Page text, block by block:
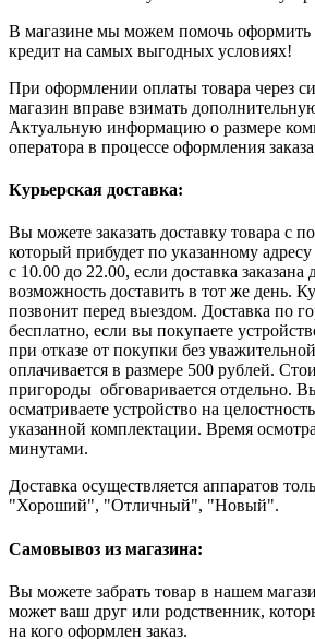
В магазине мы можем помочь оформить
кредит на самых выгодных условиях!
При оформлении оплаты товара через
магазин вправе взимать
Актуальную информацию о размере
оператора в процессе оформления
Курьерская доставка:
Вы можете заказать доставку товара с
который прибудет по указанному
с 10.00 до 22.00, если доставка заказана
возможность доставить в тот же день.
позвонит перед выездом. Доставка по
бесплатно, если вы покупаете
при отказе от покупки без
оплачивается в размере 500 рублей.
пригороды обговаривается отдельно.
осматриваете устройство на
указанной комплектации. Время
минутами.
Доставка осуществляется аппаратов
"Хороший", "Отличный", "Новый".
Самовывоз из магазина:
Вы можете забрать товар в нашем
может ваш друг или родственник,
на кого оформлен заказ.